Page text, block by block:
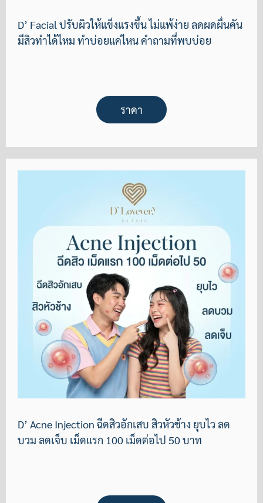
D’ Facial ปรับผิวให้แข็งแรงขึ้น ไม่แพ้ง่าย ลดผดผื่นคัน
มีสิวทำได้ไหม ทำบ่อยแค่ไหน คำถามที่พบบ่อย
ราคา
D’ Acne Injection ฉีดสิวอักเสบ สิวหัวช้าง ยุบไว ลด
บวม ลดเจ็บ เม็ดแรก 100 เม็ดต่อไป 50 บาท